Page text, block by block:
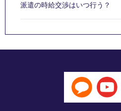
派遣の時給交渉はいつ行う？